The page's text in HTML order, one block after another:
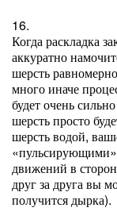
16.
Когда раскладка
аккуратно
шерсть
много иначе
будет очень
шерсть просто
шерсть водой,
«пульсирующими»
движений в
друг за друга вы
получится дырка).